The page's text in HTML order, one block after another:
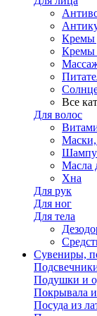
Кремы
Кремы
Все
Для волос
Маски,
Масла
Хна
Для рук
Для ног
Для тела
Сувениры,
Подушки и
Покрывала
Посуда из